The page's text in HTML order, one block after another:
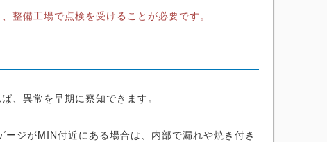
整備工場で点検を受けることが必要です。
、異常を早期に察知できます。
ジがMIN付近にある場合は、内部で漏れや焼き付き